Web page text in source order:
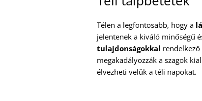
Télen a legfontosabb, hogy a
jelentenek a kiváló minőségű
tulajdonságokkal rendelkező
megakadályozzák a szagok
élvezheti velük a téli napokat.